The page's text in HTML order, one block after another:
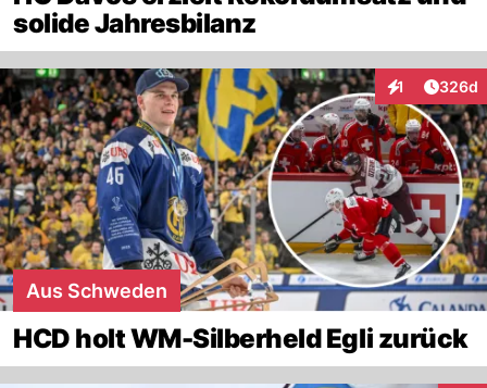
solide Jahresbilanz
1
Interaktionen
326d
Aus Schweden
HCD holt WM-Silberheld Egli zurück